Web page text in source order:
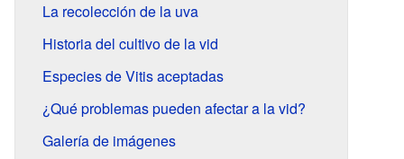
La recolección de la uva
Historia del cultivo de la vid
Especies de Vitis aceptadas
¿Qué problemas pueden afectar a la vid?
Galería de imágenes